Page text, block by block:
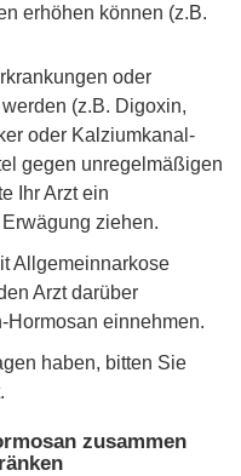
erhöhen können (z.B.
oder
(z.B. Digoxin,
oder Kalziumkanal-
gegen unregelmäßigen
Ihr Arzt ein
ziehen.
Allgemeinnarkose
Arzt darüber
Hormosan einnehmen.
haben, bitten Sie
zusammen